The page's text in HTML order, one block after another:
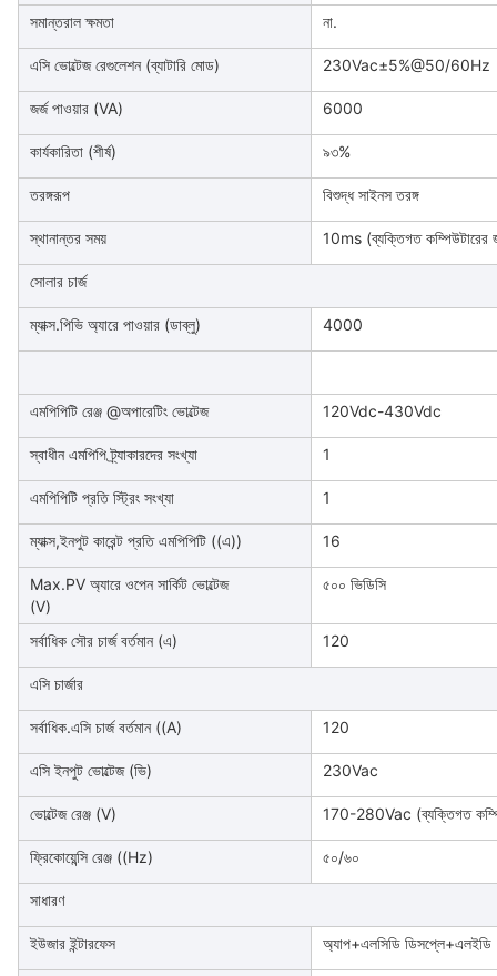
সমান্তরাল ক্ষমতা না.
এসি ভোল্টেজ রেগুলেশন (ব্যাটারি মোড) 230Vac±5%@50/60Hz
জর্জ পাওয়ার (VA) 6000
কার্যকারিতা (শীর্ষ) ৯৩%
তরঙ্গরূপ বিশুদ্ধ সাইনস তরঙ্গ
স্থানান্তর সময় 10ms (ব্যক্তিগত
সোলার চার্জ
ম্যাক্স.পিভি অ্যারে পাওয়ার (ডাব্লু) 4000
এমপিপিটি রেঞ্জ @অপারেটিং ভোল্টেজ 120Vdc-430Vdc
স্বাধীন এমপিপি ট্র্যাকারদের সংখ্যা 1
এমপিপিটি প্রতি স্ট্রিং সংখ্যা 1
ম্যাক্স,ইনপুট কারেন্ট প্রতি এমপিপিটি ((এ)) 16
Max.PV অ্যারে ওপেন সার্কিট ভোল্টেজ
(V)
৫০০ ভিডিসি
সর্বাধিক সৌর চার্জ বর্তমান (এ) 120
এসি চার্জার
সর্বাধিক.এসি চার্জ বর্তমান ((A) 120
এসি ইনপুট ভোল্টেজ (ভি) 230Vac
ভোল্টেজ রেঞ্জ (V) 170-280Vac (ব্যক্তিগত
ফ্রিকোয়েন্সি রেঞ্জ ((Hz) ৫০/৬০
সাধারণ
ইউজার ইন্টারফেস অ্যাপ+এলসিডি ডিসপ্লে+এলইডি